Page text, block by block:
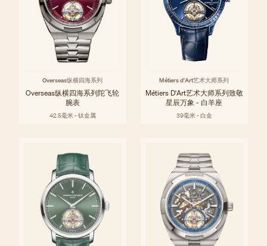
Overseas纵横四海系列
Overseas纵横四海系列陀飞轮
腕表
42.5毫米 - 钛金属
Métiers d'Art艺术大师系列
Métiers D'Art艺术大师系列致敬
星辰万象 - 白羊座
39毫米 - 白金